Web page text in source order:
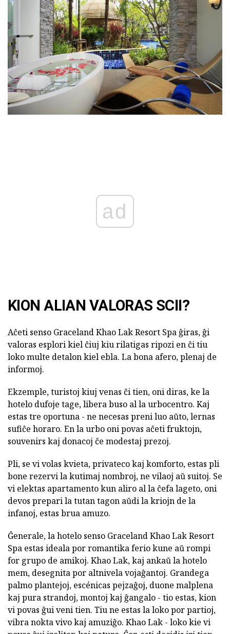
ad
KION ALIAN VALORAS SCII?
Aĉeti senso Graceland Khao Lak Resort Spa ĝiras, ĝi
valoras esplori kiel ĉiuj kiu rilatigas ripozi en ĉi tiu
loko multe detalon kiel ebla. La bona afero, plenaj de
informoj.
Ekzemple, turistoj kiuj venas ĉi tien, oni diras, ke la
hotelo dufoje tage, libera buso al la urbocentro. Kaj
estas tre oportuna - ne necesas preni luo aŭto, lernas
sufiĉe horaro. En la urbo oni povas aĉeti fruktojn,
souvenirs kaj donacoj ĉe modestaj prezoj.
Pli, se vi volas kvieta, privateco kaj komforto, estas pli
bone rezervi la kutimaj nombroj, ne vilaoj aŭ suitoj. Se
vi elektas apartamento kun aliro al la ĉefa lageto, oni
devos prepari la tutan tagon aŭdi la kriojn de la
infanoj, estas brua amuzo.
Ĝenerale, la hotelo senso Graceland Khao Lak Resort
Spa estas ideala por romantika ferio kune aŭ rompi
for grupo de amikoj. Khao Lak, kaj ankaŭ la hotelo
mem, desegnita por altnivela vojaĝantoj. Grandega
palmo plantejoj, escénicas pejzaĝoj, duone malplena
kaj pura strandoj, montoj kaj ĝangalo - tio estas, kion
vi povas ĝui veni tien. Tiu ne estas la loko por partioj,
vibra nokta vivo kaj amuziĝo. Khao Lak - loko kie vi